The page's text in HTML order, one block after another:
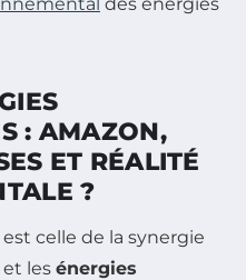
: AMAZON,
ET RÉALITÉ
?
celle de la synergie
les énergies